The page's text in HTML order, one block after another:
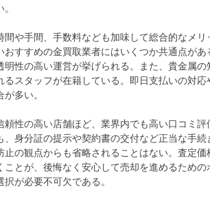
間や手間、手数料なども加味して総合的なメ
おすすめの金買取業者にはいくつか共通点が
明性の高い運営が挙げられる。また、貴金属
るスタッフが在籍している。即日支払いの対
多い。
頼性の高い店舗ほど、業界内でも高い口コミ
、身分証の提示や契約書の交付など正当な手
止の観点からも省略されることはない。査定
ことが、後悔なく安心して売却を進めるため
択が必要不可欠である。